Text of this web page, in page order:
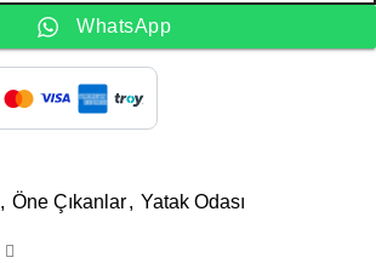
WhatsApp
, Öne Çıkanlar, Yatak Odası